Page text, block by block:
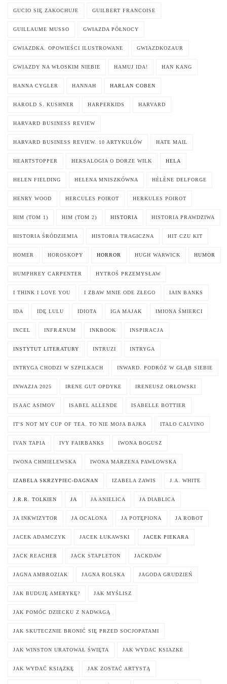
GUCIO SIĘ ZAKOCHUJE GUILBERT FRANCOISE
GUILLAUME MUSSO GWIAZDA PÓŁNOCY
GWIAZDKA. OPOWIEŚCI ILUSTROWANE GWIAZDKOZAUR
GWIAZDY NA WŁOSKIM NIEBIE HAMUJ IDA! HAN KANG
HANNA CYGLER HANNAH HARLAN COBEN
HAROLD S. KUSHNER HARPERKIDS HARVARD
HARVARD BUSINESS REVIEW
HARVARD BUSINESS REVIEW. 10 ARTYKUŁÓW HATE MAIL
HEARTSTOPPER HEKSALOGIA O DORZE WILK HELA
HELEN FIELDING HELENA MNISZKÓWNA HÉLÈNE DELFORGE
HENRY WOOD HERCULES POIROT HERKULES POIROT
HIM (TOM 1) HIM (TOM 2) HISTORIA HISTORIA PRAWDZIWA
HISTORIA ŚRÓDZIEMIA HISTORIA TRAGICZNA HIT CZU KIT
HOMER HOROSKOPY HORROR HUGH WARWICK HUMOR
HUMPHREY CARPENTER HYTROŚ PRZEMYSŁAW
I THINK I LOVE YOU I ZBAW MNIE ODE ZŁEGO IAIN BANKS
IDA IDĘ LULU IDIOTA IGA MAJAK IMIONA ŚMIERCI
INCEL INFRÆNUM INKBOOK INSPIRACJA
INSTYTUT LITERATURY INTRUZI INTRYGA
INTRYGA CHODZI W SZPILKACH INWARD. PODRÓŻ W GŁĄB SIEBIE
INWAZJA 2025 IRENE GUT OPDYKE IRENEUSZ ORŁOWSKI
ISAAC ASIMOV ISABEL ALLENDE ISABELLE BOTTIER
IT'S NOT MY CUP OF TEA. TO NIE MOJA BAJKA ITALO CALVINO
IVAN TAPIA IVY FAIRBANKS IWONA BOGUSZ
IWONA CHMIELEWSKA IWONA MARZENA PAWŁOWSKA
IZABELA SKRZYPIEC-DAGNAN IZABELA ZAWIS J.A. WHITE
J.R.R. TOLKIEN JA JA ANIELICA JA DIABLICA
JA INKWIZYTOR JA OCALONA JA POTĘPIONA JA ROBOT
JACEK ADAMCZYK JACEK ŁUKAWSKI JACEK PIEKARA
JACK REACHER JACK STAPLETON JACKDAW
JAGNA AMBROZIAK JAGNA ROLSKA JAGODA GRUDZIEŃ
JAK BUDUJĘ AMERYKĘ? JAK MYŚLISZ
JAK POMÓC DZIECKU Z NADWAGĄ
JAK SKUTECZNIE BRONIĆ SIĘ PRZED SOCJOPATAMI
JAK WINSTON URATOWAŁ ŚWIĘTA JAK WYDAC KSIAZKE
JAK WYDAĆ KSIĄŻKĘ JAK ZOSTAĆ ARTYSTĄ